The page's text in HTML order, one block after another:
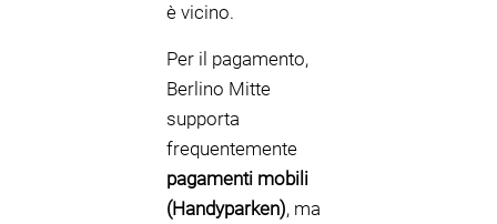
è vicino.
Per il pagamento,
Berlino Mitte
supporta
frequentemente
pagamenti mobili
(Handyparken), ma